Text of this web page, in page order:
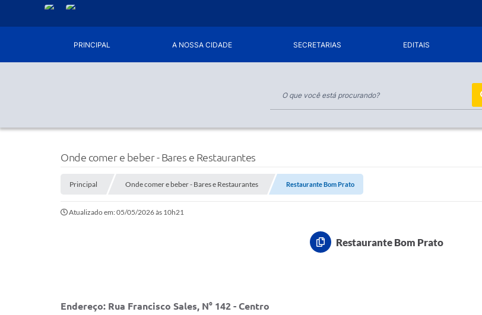
PRINCIPAL A NOSSA CIDADE SECRETARIAS EDITAIS
Onde comer e beber - Bares e Restaurantes
Principal Onde comer e beber - Bares e Restaurantes Restaurante Bom Prato
Atualizado em: 05/05/2026 às 10h21
Restaurante Bom Prato
Endereço: Rua Francisco Sales, N° 142 - Centro